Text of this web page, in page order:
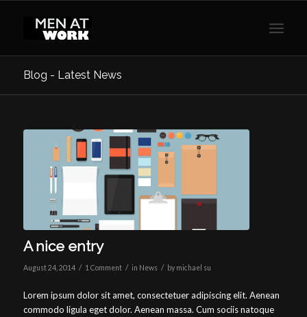
Blog - Latest News
A nice entry
August 24, 2014 / 1 Comment / in News / by michael su
Lorem ipsum dolor sit amet, consectetuer adipiscing elit. Aenean
commodo ligula eget dolor. Aenean massa. Cum sociis natoque